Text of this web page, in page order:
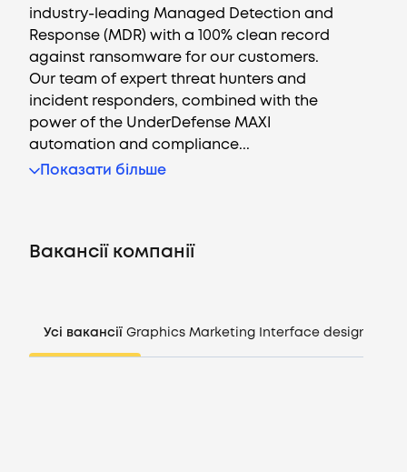
UA
industry-leading Managed Detection and
Response (MDR) with a 100% clean record
against ransomware for our customers.
Our team of expert threat hunters and
incident responders, combined with the
power of the UnderDefense MAXI
automation and compliance...
Показати більше
Вакансії компанії
Усі вакансії Graphics Marketing Interface design